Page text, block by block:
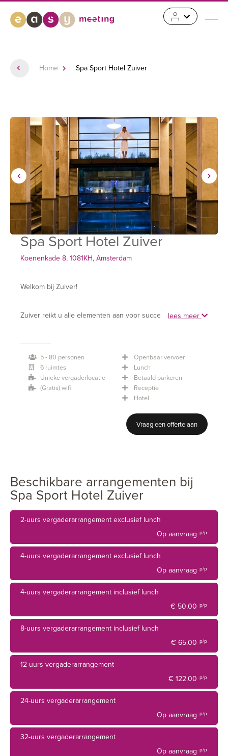
Home Spa Sport Hotel Zuiver
Spa Sport Hotel Zuiver
Koenenkade 8, 1081KH, Amsterdam
Welkom bij Zuiver!
Zuiver reikt u alle elementen aan voor succesvolle
vergaderzalen voor uiterst kwalitatieve en op maat
gemaakte bijeenkomsten en evenementen tot culinaire
verrassingen en de mogelijkheid tot overnachten. Van A tot
Z staat onze vakkundige service ter beschikking om uw
wensen een extra dimensie te geven.
Het moderne hotel met 31 comfortabele kamers, de royale
Onze unieke locatie bij het Amsterdamse Bos en de
gunstige afstand van de Zuidas, RAI en Amsterdam
Centrum completeren Zuiver tot dé perfecte business
locatie.
lees meer
5 - 80 personen
6 ruimtes
Unieke vergaderlocatie
(Gratis) wifi
Openbaar vervoer
Lunch
Betaald parkeren
Receptie
Hotel
Vraag een offerte aan
Beschikbare arrangementen bij
Spa Sport Hotel Zuiver
2-uurs vergaderarrangement exclusief lunch
Op aanvraag p/p
4-uurs vergaderarrangement exclusief lunch
Op aanvraag p/p
4-uurs vergaderarrangement inclusief lunch
€ 50.00 p/p
8-uurs vergaderarrangement inclusief lunch
€ 65.00 p/p
12-uurs vergaderarrangement
€ 122.00 p/p
24-uurs vergaderarrangement
Op aanvraag p/p
32-uurs vergaderarrangement
Op aanvraag p/p